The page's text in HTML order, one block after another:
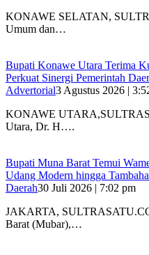
KONAWE SELATAN,
Umum dan…
Bupati Konawe Utara Terima
Perkuat Sinergi Pemerintah
Advertorial3 Agustus 2026 |
‎KONAWE
Utara, Dr. H….
‎Bupati Muna Barat Temui
Udang Modern hingga
Daerah30 Juli 2026 | 7:02 pm
‎JAKARTA,
Barat (Mubar),…